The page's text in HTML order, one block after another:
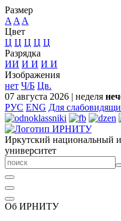
Размер
A A A
Цвет
Ц Ц Ц Ц Ц
Разрядка
ИИ И И И И
Изображения
нет Ч/Б Цв.
07 августа 2026 | неделя
РУС ENG Для
Иркутский национальный
университет
Об ИРНИТУ